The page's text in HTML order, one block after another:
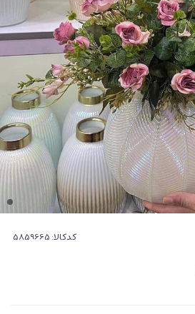
کدکالا: